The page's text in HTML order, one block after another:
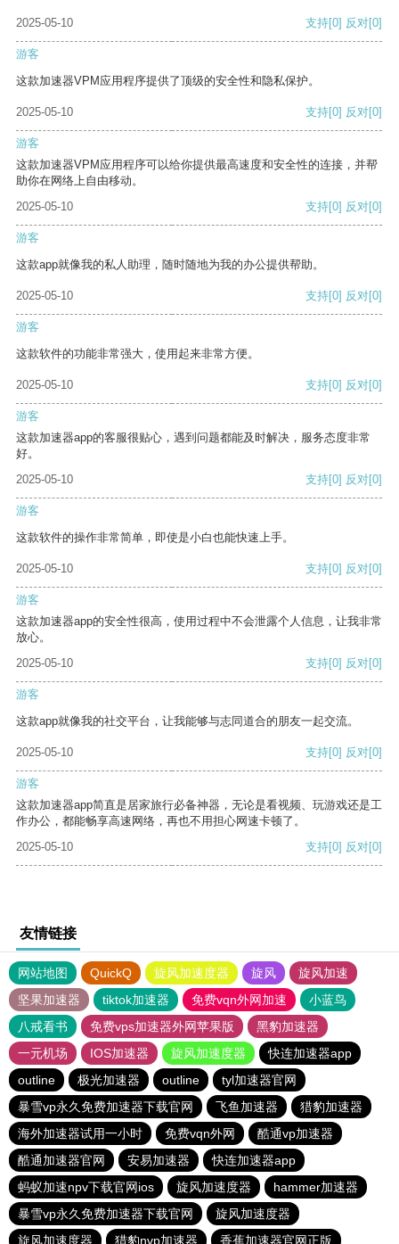
2025-05-10 支持[0] 反对[0]
游客
这款加速器VPM应用程序提供了顶级的安全性和隐私保护。
2025-05-10 支持[0] 反对[0]
游客
这款加速器VPM应用程序可以给你提供最高速度和安全性的连接，并帮
助你在网络上自由移动。
2025-05-10
支持[0] 反对[0]
游客
这款app就像我的私人助理，随时随地为我的办公提供帮助。
2025-05-10 支持[0] 反对[0]
游客
这款软件的功能非常强大，使用起来非常方便。
2025-05-10 支持[0] 反对[0]
游客
这款加速器app的客服很贴心，遇到问题都能及时解决，服务态度非常
好。
2025-05-10
支持[0] 反对[0]
游客
这款软件的操作非常简单，即使是小白也能快速上手。
2025-05-10 支持[0] 反对[0]
游客
这款加速器app的安全性很高，使用过程中不会泄露个人信息，让我非常
放心。
2025-05-10
支持[0] 反对[0]
游客
这款app就像我的社交平台，让我能够与志同道合的朋友一起交流。
2025-05-10 支持[0] 反对[0]
游客
这款加速器app简直是居家旅行必备神器，无论是看视频、玩游戏还是工
作办公，都能畅享高速网络，再也不用担心网速卡顿了。
2025-05-10
支持[0] 反对[0]
友情链接
网站地图 QuickQ 旋风加速度器 旋风
旋风加速
坚果加速器
tiktok加速器 免费vqn外网加速
小蓝鸟
八戒看书
免费vps加速器外网苹果版
黑豹加速器
一元机场
IOS加速器 旋风加速度器
快连加速器app
outline
极光加速器 outline
tyl加速器官网
暴雪vp永久免费加速器下载官网
飞鱼加速器
猎豹加速器
海外加速器试用一小时
免费vqn外网
酷通vp加速器
酷通加速器官网
安易加速器
快连加速器app
蚂蚁加速npv下载官网ios
旋风加速度器
hammer加速器
暴雪vp永久免费加速器下载官网
旋风加速度器
旋风加速度器
猎豹nvp加速器 香蕉加速器官网正版